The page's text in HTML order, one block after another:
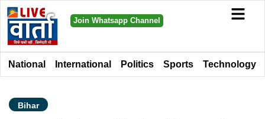
Join Whatsapp Channel
National International Politics Sports Technology
Bihar